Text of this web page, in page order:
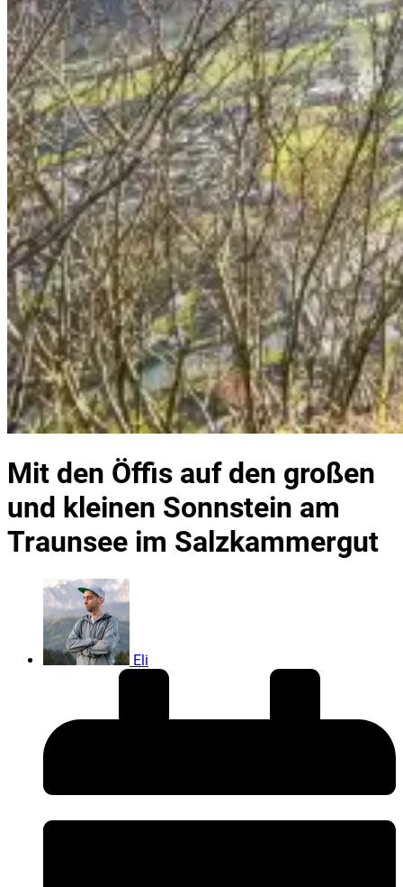
Mit den Öffis auf den großen
und kleinen Sonnstein am
Traunsee im Salzkammergut
Eli